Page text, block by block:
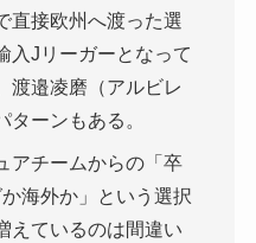
直接欧州へ渡った選
入Jリーガーとなって
渡邉凌磨（アルビレ
ターンもある。
アチームからの「卒
海外か」という選択
えているのは間違い